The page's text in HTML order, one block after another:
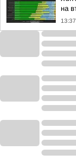
на
13:37